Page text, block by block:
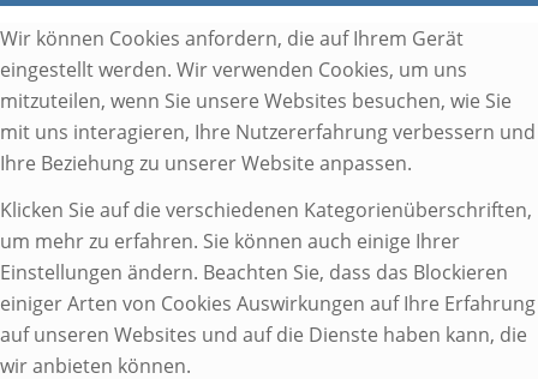
Wir können Cookies anfordern, die auf Ihrem Gerät
eingestellt werden. Wir verwenden Cookies, um uns
mitzuteilen, wenn Sie unsere Websites besuchen, wie Sie
mit uns interagieren, Ihre Nutzererfahrung verbessern und
Ihre Beziehung zu unserer Website anpassen.
Klicken Sie auf die verschiedenen Kategorienüberschriften,
um mehr zu erfahren. Sie können auch einige Ihrer
Einstellungen ändern. Beachten Sie, dass das Blockieren
einiger Arten von Cookies Auswirkungen auf Ihre Erfahrung
auf unseren Websites und auf die Dienste haben kann, die
wir anbieten können.